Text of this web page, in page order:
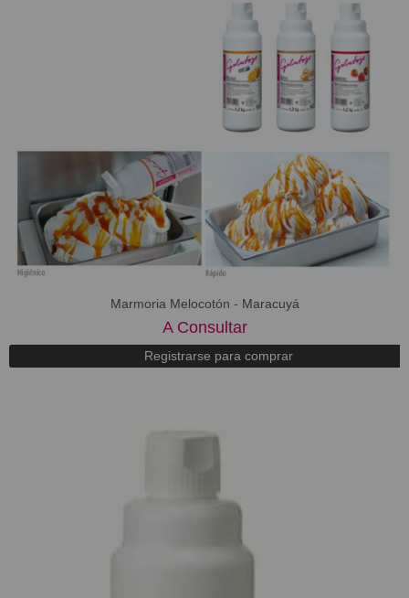
Marmoria Melocotón - Maracuyá
A Consultar
Registrarse para comprar